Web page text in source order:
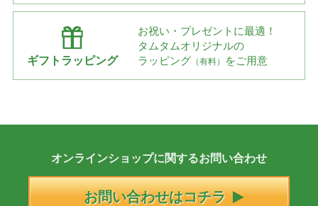
ギフトラッピング
お祝い・プレゼントに最適！
タムタムオリジナルの
ラッピング （有料） をご用意
オンラインショップに関するお問い合わせ
お問い合わせはコチラ